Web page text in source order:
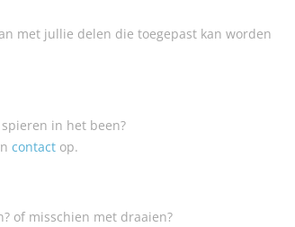
met jullie delen die toegepast kan worden
in het been?
contact op.
of misschien met draaien?